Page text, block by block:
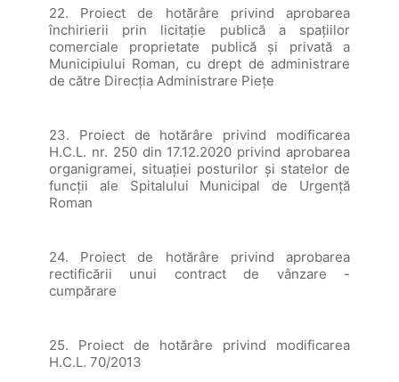
22. Proiect de hotărâre privind aprobarea
închirierii prin licitaţie publică a spaţiilor
comerciale proprietate publică şi privată a
Municipiului Roman, cu drept de administrare
de către Direcţia Administrare Pieţe
23. Proiect de hotărâre privind modificarea
H.C.L. nr. 250 din 17.12.2020 privind aprobarea
organigramei, situației posturilor și statelor de
funcții ale Spitalului Municipal de Urgență
Roman
24. Proiect de hotărâre privind aprobarea
rectificării unui contract de vânzare -
cumpărare
25. Proiect de hotărâre privind modificarea
H.C.L. 70/2013